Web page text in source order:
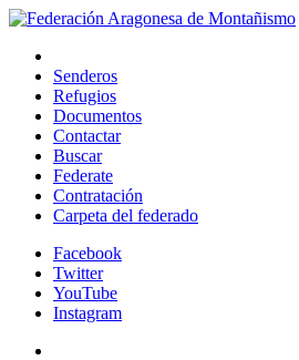
Senderos
Refugios
Documentos
Contactar
Buscar
Federate
Contratación
Carpeta del federado
Facebook
Twitter
YouTube
Instagram